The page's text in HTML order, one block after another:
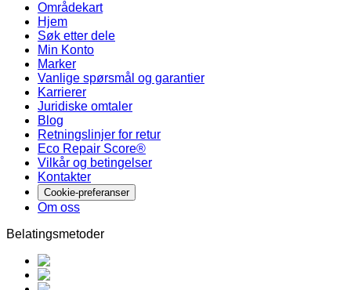
Områdekart
Hjem
Søk etter dele
Min Konto
Marker
Vanlige spørsmål og garantier
Karrierer
Juridiske omtaler
Blog
Retningslinjer for retur
Eco Repair Score®
Vilkår og betingelser
Kontakter
Cookie-preferanser
Om oss
Belatingsmetoder